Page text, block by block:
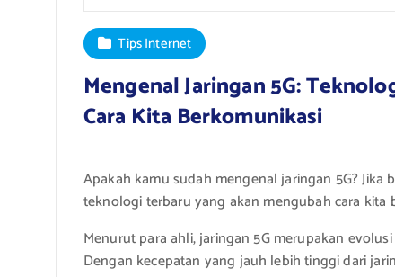
Tips Internet
Mengenal Jaringan 5G:
Cara Kita Berkomunikasi
Apakah kamu sudah mengenal jaringan 5G?
teknologi terbaru yang akan mengubah cara kita
Menurut para ahli, jaringan 5G merupakan
Dengan kecepatan yang jauh lebih tinggi dari